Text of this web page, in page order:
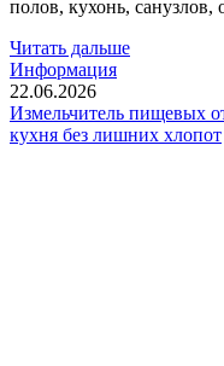
полов, кухонь, санузлов,
Читать дальше
Информация
22.06.2026
Измельчитель пищевых
кухня без лишних хлопот